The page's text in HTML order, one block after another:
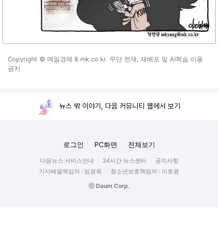
Copyright © 매일경제 & mk.co.kr. 무단 전재, 재배포 및 AI학습 이용
금지
뉴스 밖 이야기, 다음 커뮤니티 웹에서 보기
로그인 PC화면 전체보기
다음뉴스 서비스안내 24시간 뉴스센터
공지사항
기사배열책임자 : 임광욱
청소년보호책임자 : 이호원
ⓒ Daum Corp.